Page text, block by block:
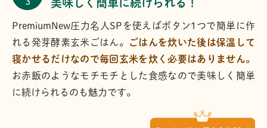
美味しく簡単に続けられる！
PremiumNew圧力名人SPを使えばボタン1つで簡単に作
れる発芽酵素玄米ごはん。
ごはんを炊いた後は保温して
寝かせるだけなので毎回玄米を炊く必要はありません。
お赤飯のようなモチモチとした食感なので美味しく簡単
に続けられるのも魅力です。